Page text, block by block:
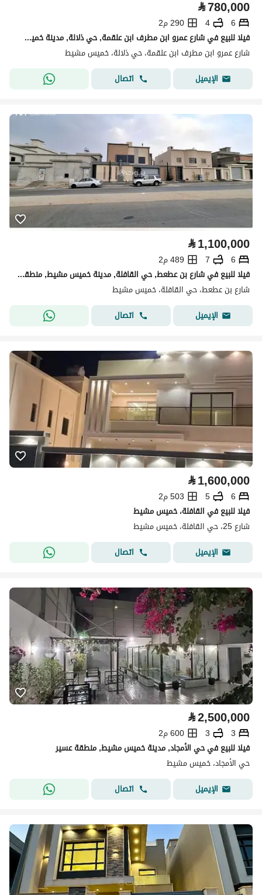
⃁780,000
6
4
290 م2
فيلا للبيع في شارع عمرو ابن مطرف ابن علقمة, حي ذلالة, مدينة خميس مشيط, منطقة عسير
شارع عمرو ابن مطرف ابن علقمة، حي ذلالة، خميس مشيط
الإيميل
اتصال
⃁1,100,000
6
7
489 م2
فيلا للبيع في شارع بن عطعط, حي القافلة, مدينة خميس مشيط, منطقة عسير
شارع بن عطعط، حي القافلة، خميس مشيط
الإيميل
اتصال
⃁1,600,000
6
5
503 م2
فيلا للبيع في القافلة، خميس مشيط
شارع 25، حي القافلة، خميس مشيط
الإيميل
اتصال
⃁2,500,000
3
3
600 م2
فيلا للبيع في حي الأمجاد, مدينة خميس مشيط, منطقة عسير
حي الأمجاد، خميس مشيط
الإيميل
اتصال